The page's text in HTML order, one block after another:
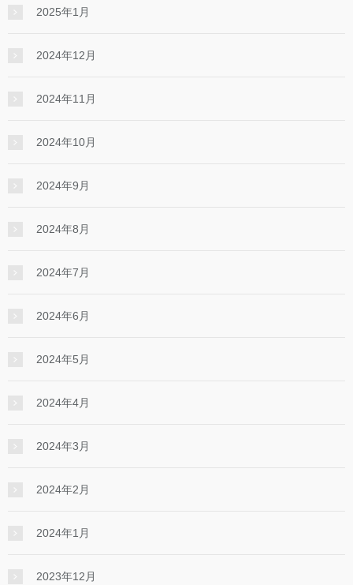
2025年1月
2024年12月
2024年11月
2024年10月
2024年9月
2024年8月
2024年7月
2024年6月
2024年5月
2024年4月
2024年3月
2024年2月
2024年1月
2023年12月